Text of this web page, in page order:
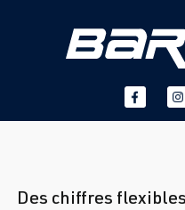
Des chiffres flexibles